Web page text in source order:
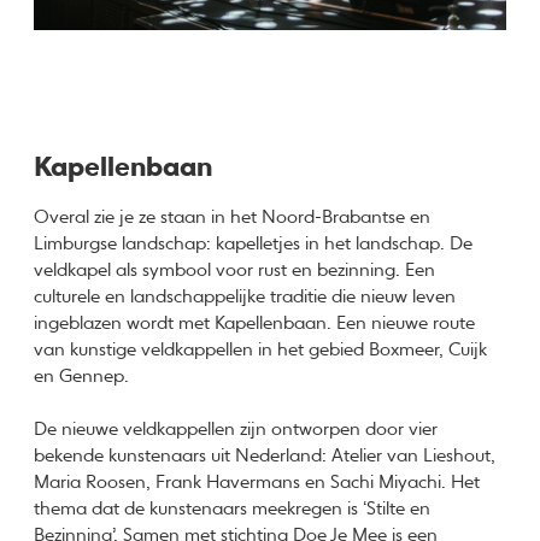
Kapellenbaan
Overal zie je ze staan in het Noord-Brabantse en
Limburgse landschap: kapelletjes in het landschap. De
veldkapel als symbool voor rust en bezinning. Een
culturele en landschappelijke traditie die nieuw leven
ingeblazen wordt met Kapellenbaan. Een nieuwe route
van kunstige veldkappellen in het gebied Boxmeer, Cuijk
en Gennep.
De nieuwe veldkappellen zijn ontworpen door vier
bekende kunstenaars uit Nederland: Atelier van Lieshout,
Maria Roosen, Frank Havermans en Sachi Miyachi. Het
thema dat de kunstenaars meekregen is ‘Stilte en
Bezinning’. Samen met stichting Doe Je Mee is een